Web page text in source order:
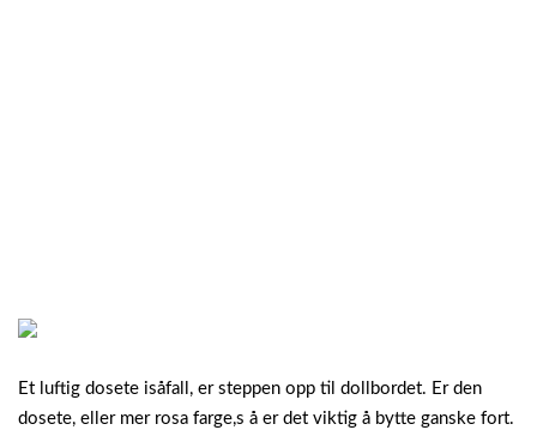
Et luftig dosete isåfall, er steppen opp til dollbordet. Er den
dosete, eller mer rosa farge,s å er det viktig å bytte ganske fort.